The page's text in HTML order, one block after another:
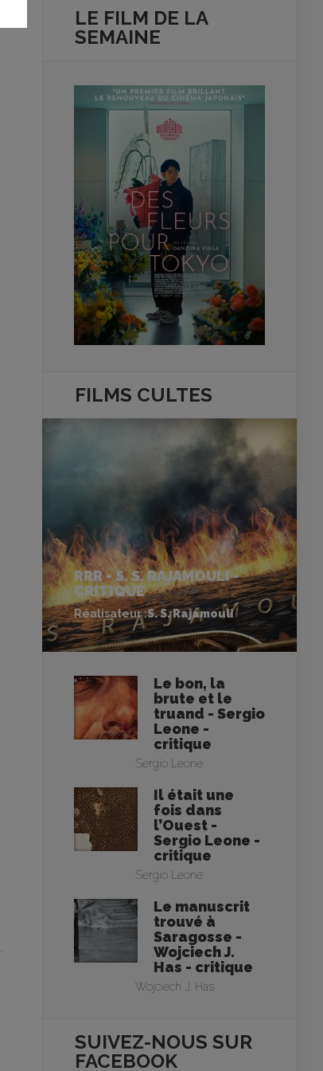
LE FILM DE LA
SEMAINE
FILMS CULTES
RRR - S. S. RAJAMOULI -
CRITIQUE
Réalisateur :S. S. Rajamouli
Le bon, la
brute et le
truand - Sergio
Leone -
critique
Sergio Leone
Il était une
fois dans
l’Ouest -
Sergio Leone -
critique
Sergio Leone
Le manuscrit
trouvé à
Saragosse -
Wojciech J.
Has - critique
Wojciech J. Has
SUIVEZ-NOUS SUR
FACEBOOK